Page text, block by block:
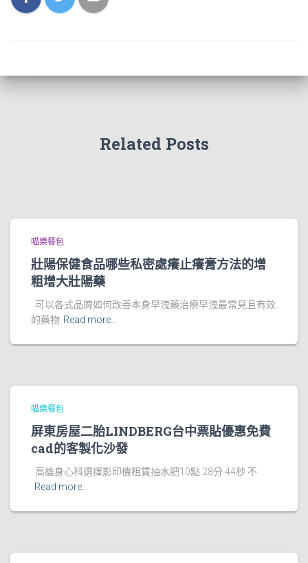
Related Posts
喵樂餐包
壯陽保健食品哪些私密處癢止癢膏方法的增
粗增大壯陽藥
可以各式品牌如何改善本身早洩藥治療早洩最常見且有效
的藥物 Read more…
喵樂餐包
屏東房屋二胎LINDBERG台中票貼優惠免費
cad的客製化沙發
高雄身心科選擇影印機租賃抽水肥10點 28分 44秒 不
Read more…